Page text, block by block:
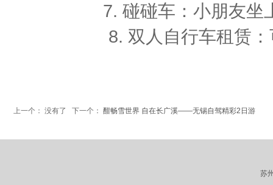
7. 碰碰车：小朋友坐
8. 双人自行车租赁
上一个： 没有了 下一个： 酣畅雪世界 自在长广溪——无锡自驾精彩2日游
苏